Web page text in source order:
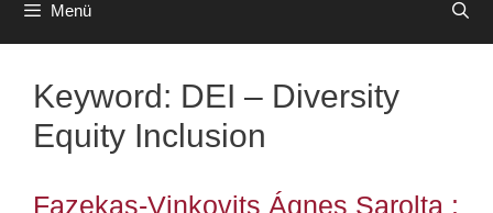
Menü
Keyword: DEI – Diversity
Equity Inclusion
Fazekas-Vinkovits Ágnes Sarolta :